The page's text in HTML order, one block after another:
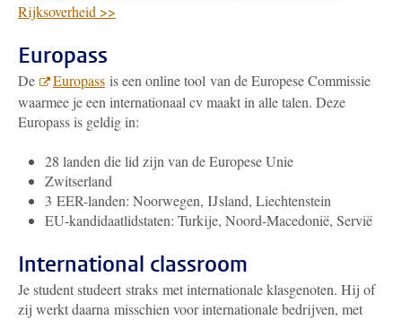
Rijksoverheid >>
Europass
De Europass is een online tool van de Europese Commissie
waarmee je een internationaal cv maakt in alle talen. Deze
Europass is geldig in:
28 landen die lid zijn van de Europese Unie
Zwitserland
3 EER-landen: Noorwegen, IJsland, Liechtenstein
EU-kandidaatlidstaten: Turkije, Noord-Macedonië, Servië
International classroom
Je student studeert straks met internationale klasgenoten. Hij of
zij werkt daarna misschien voor internationale bedrijven, met